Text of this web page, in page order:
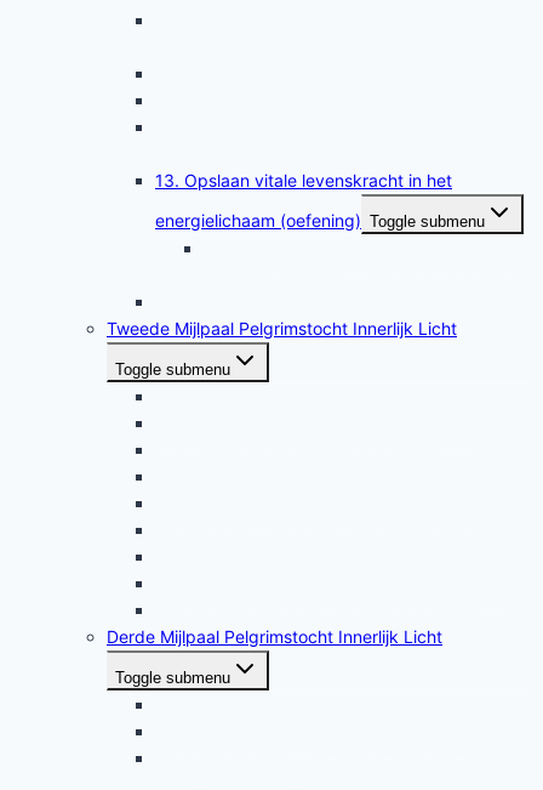
13. Opslaan vitale levenskracht in het
energielichaam (oefening) Toggle submenu
Tweede Mijlpaal Pelgrimstocht Innerlijk Licht
Toggle submenu
Derde Mijlpaal Pelgrimstocht Innerlijk Licht
Toggle submenu